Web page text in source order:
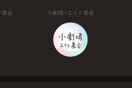
基金 小劇場・エイド基金